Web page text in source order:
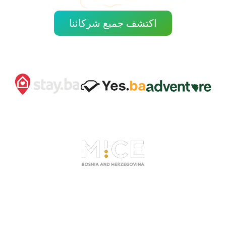
اكتشف جميع شركائنا